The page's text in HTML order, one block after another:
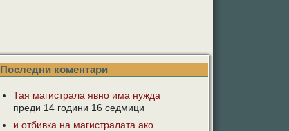
Последни коментари
Тая магистрала явно има нужда
преди 14 години 16 седмици
и отбивка на магистралата ако